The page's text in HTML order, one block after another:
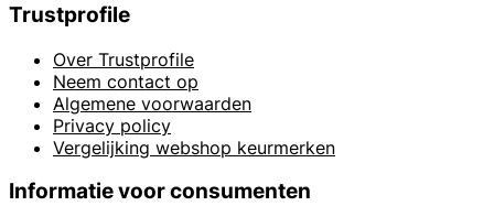
Trustprofile
Over Trustprofile
Neem contact op
Algemene voorwaarden
Privacy policy
Vergelijking webshop keurmerken
Informatie voor consumenten